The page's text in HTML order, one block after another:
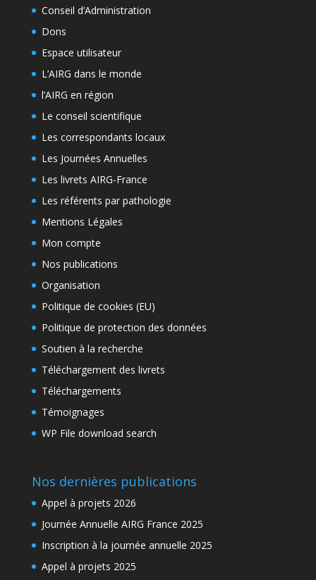
Conseil d’Administration
Dons
Espace utilisateur
L’AIRG dans le monde
l’AIRG en région
Le conseil scientifique
Les correspondants locaux
Les Journées Annuelles
Les livrets AIRG-France
Les référents par pathologie
Mentions Légales
Mon compte
Nos publications
Organisation
Politique de cookies (EU)
Politique de protection des données
Soutien à la recherche
Téléchargement des livrets
Téléchargements
Témoignages
WP File download search
Nos dernières publications
Appel à projets 2026
Journée Annuelle AIRG France 2025
Inscription à la journée annuelle 2025
Appel à projets 2025